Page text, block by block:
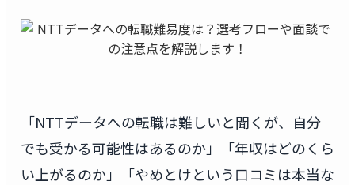
「NTTデータへの転職は難しいと聞くが、自分
でも受かる可能性はあるのか」「年収はどのくら
い上がるのか」「やめとけという口コミは本当な